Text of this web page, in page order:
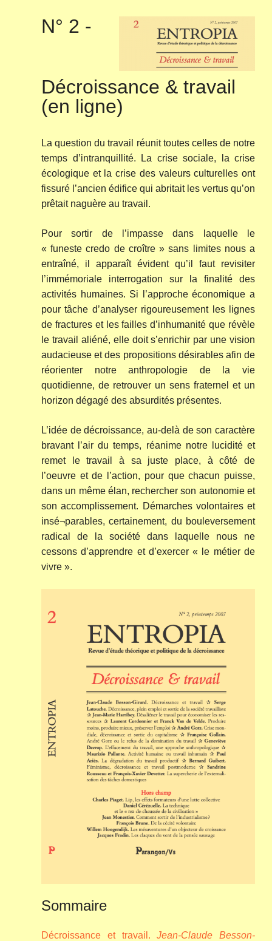
N° 2 -
Décroissance & travail
(en ligne)
La question du travail réunit toutes celles de notre
temps d’intranquillité. La crise sociale, la crise
écologique et la crise des valeurs culturelles ont
fissuré l’ancien édifice qui abritait les vertus qu’on
prêtait naguère au travail.
Pour sortir de l’impasse dans laquelle le
« funeste credo de croître » sans limites nous a
entraîné, il apparaît évident qu’il faut revisiter
l’immémoriale interrogation sur la finalité des
activités humaines. Si l’approche économique a
pour tâche d’analyser rigoureusement les lignes
de fractures et les failles d’inhumanité que révèle
le travail aliéné, elle doit s’enrichir par une vision
audacieuse et des propositions désirables afin de
réorienter notre anthropologie de la vie
quotidienne, de retrouver un sens fraternel et un
horizon dégagé des absurdités présentes.
L’idée de décroissance, au-delà de son caractère
bravant l’air du temps, réanime notre lucidité et
remet le travail à sa juste place, à côté de
l’oeuvre et de l’action, pour que chacun puisse,
dans un même élan, rechercher son autonomie et
son accomplissement. Démarches volontaires et
insé¬parables, certainement, du bouleversement
radical de la société dans laquelle nous ne
cessons d’apprendre et d’exercer « le métier de
vivre ».
Sommaire
Décroissance et travail.Jean-Claude Besson-